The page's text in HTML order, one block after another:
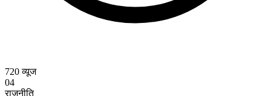
720व्यूज
04
राजनीति